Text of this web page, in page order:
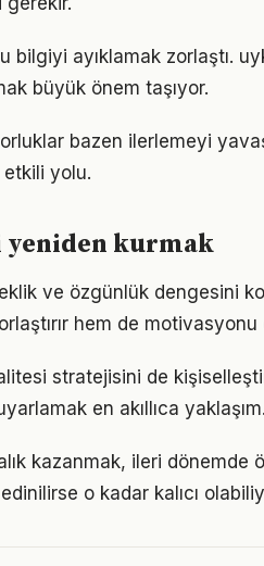
bilgiyi ayıklamak zorlaştı.
büyük önem taşıyor.
bazen ilerlemeyi
etkili yolu.
yeniden kurmak
ve özgünlük dengesini
hem de motivasyonu
stratejisini de
en akıllıca yaklaşım.
kazanmak, ileri dönemde
o kadar kalıcı